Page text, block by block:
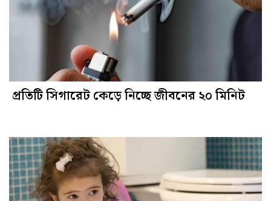
প্রতিটি সিগারেট কেড়ে নিচ্ছে জীবনের ২০ মিনিট